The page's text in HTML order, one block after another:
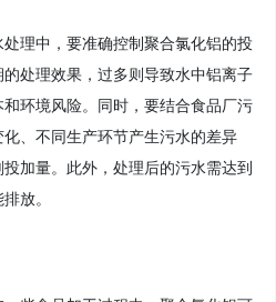
理中，要准确控制聚合氯化铝的投
处理效果，过多则导致水中铝离子
环境风险。同时，要结合食品厂污
、不同生产环节产生污水的差异
加量。此外，处理后的污水需达到
放。